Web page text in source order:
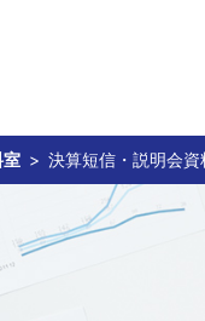
室 決算短信・説明会資
食品
ィ